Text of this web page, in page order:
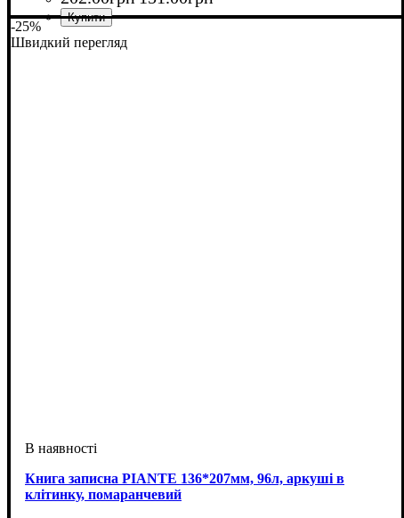
-25%
Швидкий перегляд
Книга записна PIANTE 136*207мм, 96л, аркуші в
клітинку, помаранчевий